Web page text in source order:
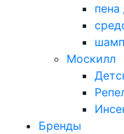
пена
Москилл
Бренды